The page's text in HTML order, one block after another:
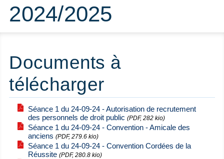
2024/2025
Documents à
télécharger
Séance 1 du 24-09-24 - Autorisation de recrutement
des personnels de droit public (PDF, 282 kio)
Séance 1 du 24-09-24 - Convention - Amicale des
anciens (PDF, 279.6 kio)
Séance 1 du 24-09-24 - Convention Cordées de la
Réussite (PDF, 280.8 kio)